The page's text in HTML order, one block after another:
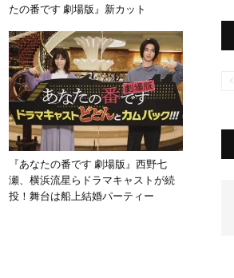
たの番です 劇場版』新カット
『あなたの番です 劇場版』西野七
瀬、横浜流星らドラマキャストが続
投！舞台は船上結婚パーティー